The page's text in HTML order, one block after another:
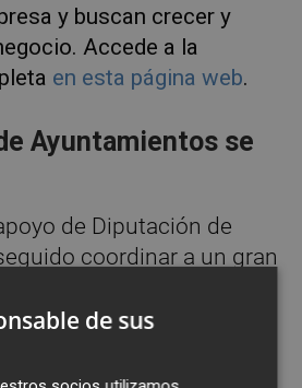
y buscan crecer y
Accede a la
en esta página web.
Ayuntamientos se
de Diputación de
coordinar a un gran
y
repartidos por toda la
ha sido contar con su
comunicar el programa y
de sus